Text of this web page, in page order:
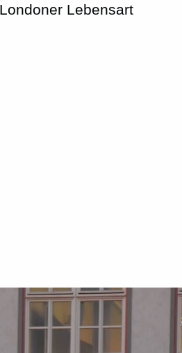
Lebensart